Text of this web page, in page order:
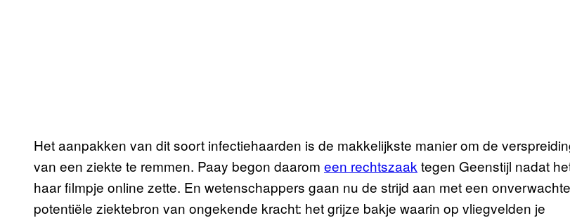
Het aanpakken van dit soort infectiehaarden is de makkelijkste manier om de
van een ziekte te remmen. Paay begon daarom een rechtszaak tegen Geenstijl nadat
haar filmpje online zette. En wetenschappers gaan nu de strijd aan met een onverwachte
potentiële ziektebron van ongekende kracht: het grijze bakje waarin op vliegvelden je